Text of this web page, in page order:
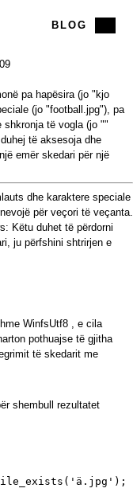
BLOG
09
pa hapësira (jo "kjo
(jo "football.jpg"), pa
shkronja të vogla (jo ""
të aksesoja dhe
emër skedari për një
dhe karaktere speciale
për veçori të veçanta.
Këtu duhet të përdorni
ju përfshini shtrirjen e
WinfsUtf8 , e cila
pothuajse të gjitha
të skedarit me
shembull rezultatet